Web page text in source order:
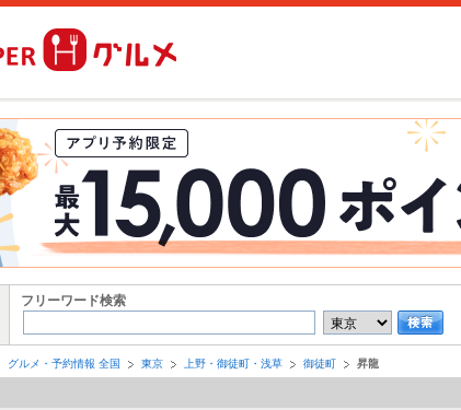
フリーワード検索
グルメ・予約情報 全国 東京 上野・御徒町・浅草 御徒町 昇龍